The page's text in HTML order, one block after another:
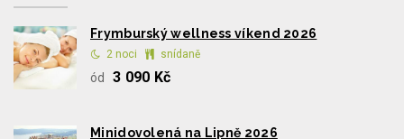
Frymburský wellness víkend 2026
2 noci snídaně
ód 3 090 Kč
Minidovolená na Lipně 2026